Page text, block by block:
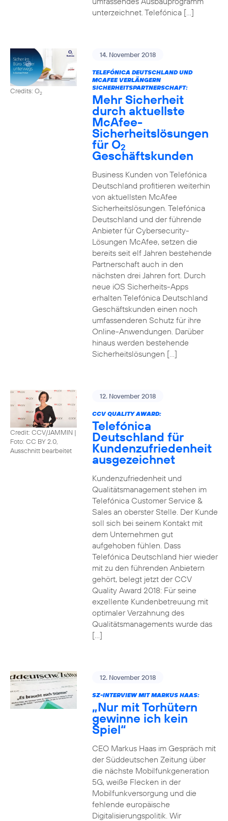
unterzeichnet. Telefónica […]
Credits: O2
14. November 2018
TELEFÓNICA DEUTSCHLAND UND
MCAFEE VERLÄNGERN
SICHERHEITSPARTNERSCHAFT:
Mehr Sicherheit
durch aktuellste
McAfee-
Sicherheitslösungen
für O2
Geschäftskunden
Business Kunden von Telefónica
Deutschland profitieren weiterhin
von aktuellsten McAfee
Sicherheitslösungen. Telefónica
Deutschland und der führende
Anbieter für Cybersecurity-
Lösungen McAfee, setzen die
bereits seit elf Jahren bestehende
Partnerschaft auch in den
nächsten drei Jahren fort. Durch
neue iOS Sicherheits-Apps
erhalten Telefónica Deutschland
Geschäftskunden einen noch
umfassenderen Schutz für ihre
Online-Anwendungen. Darüber
hinaus werden bestehende
Sicherheitslösungen […]
Credit: CCV/JAMMIN |
Foto: CC BY 2.0,
Ausschnitt bearbeitet
12. November 2018
CCV QUALITY AWARD:
Telefónica
Deutschland für
Kundenzufriedenheit
ausgezeichnet
Kundenzufriedenheit und
Qualitätsmanagement stehen im
Telefónica Customer Service &
Sales an oberster Stelle. Der Kunde
soll sich bei seinem Kontakt mit
dem Unternehmen gut
aufgehoben fühlen. Dass
Telefónica Deutschland hier wieder
mit zu den führenden Anbietern
gehört, belegt jetzt der CCV
Quality Award 2018: Für seine
exzellente Kundenbetreuung mit
optimaler Verzahnung des
Qualitätsmanagements wurde das
[…]
12. November 2018
SZ-INTERVIEW MIT MARKUS HAAS:
„Nur mit Torhütern
gewinne ich kein
Spiel“
CEO Markus Haas im Gespräch mit
der Süddeutschen Zeitung über
die nächste Mobilfunkgeneration
5G, weiße Flecken in der
Mobilfunkversorgung und die
fehlende europäische
Digitalisierungspolitik. Wir